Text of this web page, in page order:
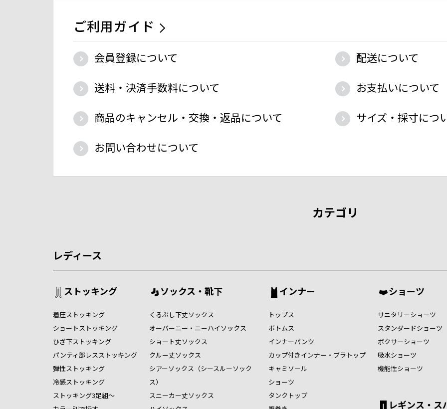
ご利用ガイド
会員登録について
配送について
送料・決済手数料について
お支払いについて
商品のキャンセル・交換・返品について
サイズ・採寸につ
お問い合わせについて
カテゴリ
レディース
ストッキング
着圧ストッキング
ショートストッキング
ひざ下ストッキング
パンティ部レスストッキング
弾性ストッキング
冷感ストッキング
ストッキング3足組～
ソックス・靴下
くるぶし下丈ソックス
オーバーニー・ニーハイソックス
ショート丈ソックス
クルー丈ソックス
シアーソックス（シースルーソック
ス）
スニーカー丈ソックス
インナー
トップス
ボトムス
インナーパンツ
カップ付きインナー・ブラトップ
キャミソール
ショーツ
タンクトップ
ショーツ
サニタリーショーツ
スタンダードショーツ
ボクサーショーツ
吸水ショーツ
機能性ショーツ
レギンス・ス